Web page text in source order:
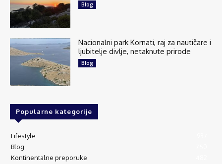
Blog
Nacionalni park Kornati, raj za nautičare i
ljubitelje divlje, netaknute prirode
Blog
Popularne kategorije
Lifestyle
Blog
Kontinentalne preporuke